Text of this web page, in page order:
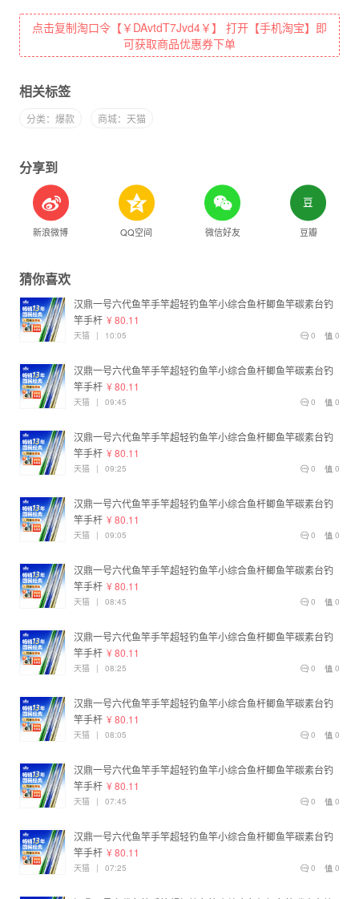
点击复制淘口令【￥DAvtdT7Jvd4￥】 打开【手机淘宝】即
可获取商品优惠券下单
相关标签
分类：爆款 商城：天猫
分享到
新浪微博 QQ空间 微信好友 豆瓣
猜你喜欢
汉鼎一号六代鱼竿手竿超轻钓鱼竿小综合鱼杆鲫鱼竿碳素台钓
竿手杆 ¥ 80.11
0
0
天猫 | 10:05
汉鼎一号六代鱼竿手竿超轻钓鱼竿小综合鱼杆鲫鱼竿碳素台钓
竿手杆 ¥ 80.11
0
0
天猫 | 09:45
汉鼎一号六代鱼竿手竿超轻钓鱼竿小综合鱼杆鲫鱼竿碳素台钓
竿手杆 ¥ 80.11
0
0
天猫 | 09:25
汉鼎一号六代鱼竿手竿超轻钓鱼竿小综合鱼杆鲫鱼竿碳素台钓
竿手杆 ¥ 80.11
0
0
天猫 | 09:05
汉鼎一号六代鱼竿手竿超轻钓鱼竿小综合鱼杆鲫鱼竿碳素台钓
竿手杆 ¥ 80.11
0
0
天猫 | 08:45
汉鼎一号六代鱼竿手竿超轻钓鱼竿小综合鱼杆鲫鱼竿碳素台钓
竿手杆 ¥ 80.11
0
0
天猫 | 08:25
汉鼎一号六代鱼竿手竿超轻钓鱼竿小综合鱼杆鲫鱼竿碳素台钓
竿手杆 ¥ 80.11
0
0
天猫 | 08:05
汉鼎一号六代鱼竿手竿超轻钓鱼竿小综合鱼杆鲫鱼竿碳素台钓
竿手杆 ¥ 80.11
0
0
天猫 | 07:45
汉鼎一号六代鱼竿手竿超轻钓鱼竿小综合鱼杆鲫鱼竿碳素台钓
竿手杆 ¥ 80.11
0
0
天猫 | 07:25